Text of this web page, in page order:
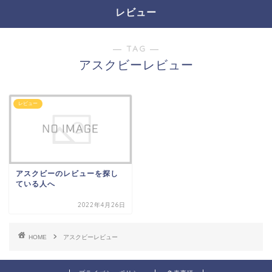
レビュー
― TAG ―
アスクビーレビュー
レビュー
アスクビーのレビューを探し
ている人へ
2022年4月26日
HOME アスクビーレビュー